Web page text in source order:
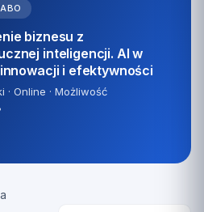
biznesu z
inteligencji. AI w
i efektywności
Online · Możliwość